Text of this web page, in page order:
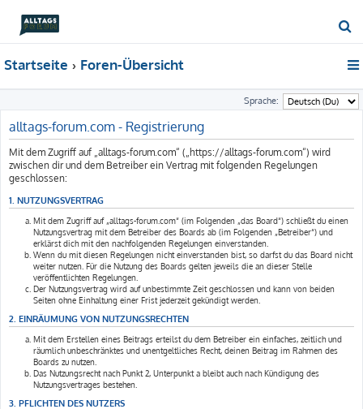
u
c
e
Startseite Foren-Übersicht
Sprache:
alltags-forum.com - Registrierung
Mit dem Zugriff auf „alltags-forum.com“ („https://alltags-forum.com“) wird
zwischen dir und dem Betreiber ein Vertrag mit folgenden Regelungen
geschlossen:
1. NUTZUNGSVERTRAG
Mit dem Zugriff auf „alltags-forum.com“ (im Folgenden „das Board“) schließt du einen
Nutzungsvertrag mit dem Betreiber des Boards ab (im Folgenden „Betreiber“) und
erklärst dich mit den nachfolgenden Regelungen einverstanden.
Wenn du mit diesen Regelungen nicht einverstanden bist, so darfst du das Board nicht
weiter nutzen. Für die Nutzung des Boards gelten jeweils die an dieser Stelle
veröffentlichten Regelungen.
Der Nutzungsvertrag wird auf unbestimmte Zeit geschlossen und kann von beiden
Seiten ohne Einhaltung einer Frist jederzeit gekündigt werden.
2. EINRÄUMUNG VON NUTZUNGSRECHTEN
Mit dem Erstellen eines Beitrags erteilst du dem Betreiber ein einfaches, zeitlich und
räumlich unbeschränktes und unentgeltliches Recht, deinen Beitrag im Rahmen des
Boards zu nutzen.
Das Nutzungsrecht nach Punkt 2, Unterpunkt a bleibt auch nach Kündigung des
Nutzungsvertrages bestehen.
3. PFLICHTEN DES NUTZERS